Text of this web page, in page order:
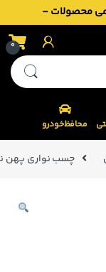
0
محافظ‌خودرو
چسب نواری پهن نیترو ترک